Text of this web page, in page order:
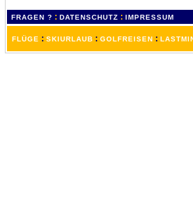
FRAGEN ? : DATENSCHUTZ : IMPRESSUM
FLÜGE : SKIURLAUB : GOLFREISEN :